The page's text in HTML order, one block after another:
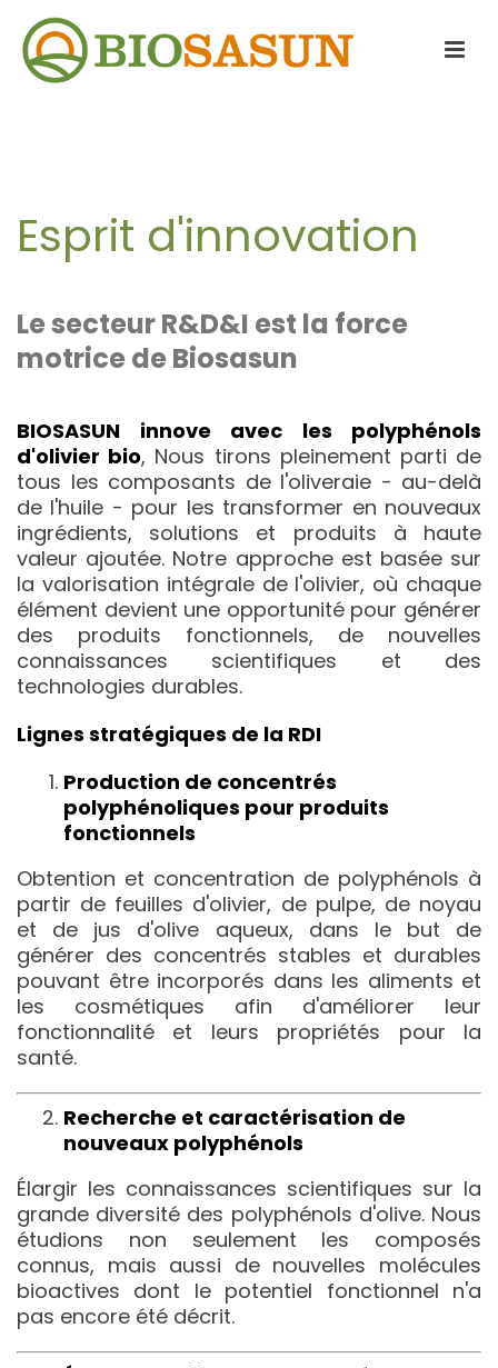
Esprit d'innovation
Le secteur R&D&I est la force
motrice de Biosasun
BIOSASUN innove avec les polyphénols
d'olivier bio, Nous tirons pleinement parti de
tous les composants de l'oliveraie - au-delà
de l'huile - pour les transformer en nouveaux
ingrédients, solutions et produits à haute
valeur ajoutée. Notre approche est basée sur
la valorisation intégrale de l'olivier, où chaque
élément devient une opportunité pour générer
des produits fonctionnels, de nouvelles
connaissances scientifiques et des
technologies durables.
Lignes stratégiques de la RDI
Production de concentrés
polyphénoliques pour produits
fonctionnels
Obtention et concentration de polyphénols à
partir de feuilles d'olivier, de pulpe, de noyau
et de jus d'olive aqueux, dans le but de
générer des concentrés stables et durables
pouvant être incorporés dans les aliments et
les cosmétiques afin d'améliorer leur
fonctionnalité et leurs propriétés pour la
santé.
Recherche et caractérisation de
nouveaux polyphénols
Élargir les connaissances scientifiques sur la
grande diversité des polyphénols d'olive. Nous
étudions non seulement les composés
connus, mais aussi de nouvelles molécules
bioactives dont le potentiel fonctionnel n'a
pas encore été décrit.